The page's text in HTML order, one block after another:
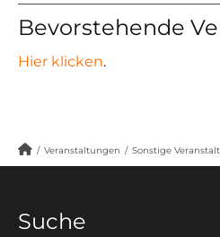
Bevorstehende
Hier klicken.
/ Veranstaltungen / Sonstige
Suche